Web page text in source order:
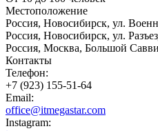
Местоположение
Россия, Новосибирск, ул.
Россия, Новосибирск, ул.
Россия, Москва, Большой
Контакты
Телефон:
+7 (923) 155-51-64
Email:
office@itmegastar.com
Instagram: